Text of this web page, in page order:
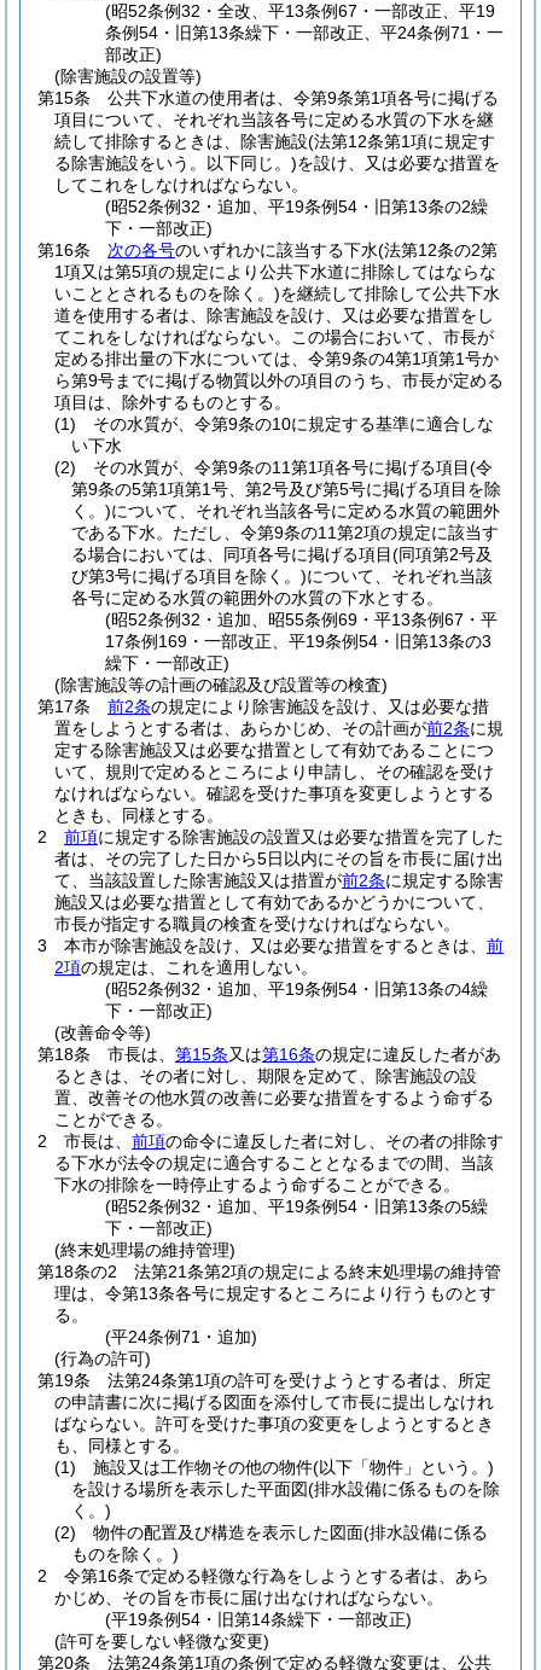
(昭52条例32・全改、平13条例67・一部改正、平19
条例54・旧第13条繰下・一部改正、平24条例71・一
部改正)
(除害施設の設置等)
第15条
公共下水道の使用者は、令第9条第1項各号に掲げる
項目について、それぞれ当該各号に定める水質の下水を継
続して排除するときは、除害施設(法第12条第1項に規定す
る除害施設をいう。以下同じ。)を設け、又は必要な措置を
してこれをしなければならない。
(昭52条例32・追加、平19条例54・旧第13条の2繰
下・一部改正)
第16条
次の各号のいずれかに該当する下水(法第12条の2第
1項又は第5項の規定により公共下水道に排除してはならな
いこととされるものを除く。)を継続して排除して公共下水
道を使用する者は、除害施設を設け、又は必要な措置をし
てこれをしなければならない。
この場合において、市長が
定める排出量の下水については、令第9条の4第1項第1号か
ら第9号までに掲げる物質以外の項目のうち、市長が定める
項目は、除外するものとする。
(1)
その水質が、令第9条の10に規定する基準に適合しな
い下水
(2)
その水質が、令第9条の11第1項各号に掲げる項目(令
第9条の5第1項第1号、第2号及び第5号に掲げる項目を除
く。)について、それぞれ当該各号に定める水質の範囲外
である下水。 ただし、令第9条の11第2項の規定に該当す
る場合においては、同項各号に掲げる項目(同項第2号及
び第3号に掲げる項目を除く。)について、それぞれ当該
各号に定める水質の範囲外の水質の下水とする。
(昭52条例32・追加、昭55条例69・平13条例67・平
17条例169・一部改正、平19条例54・旧第13条の3
繰下・一部改正)
(除害施設等の計画の確認及び設置等の検査)
第17条
前2条の規定により除害施設を設け、又は必要な措
置をしようとする者は、あらかじめ、その計画が前2条に規
定する除害施設又は必要な措置として有効であることにつ
いて、規則で定めるところにより申請し、その確認を受け
なければならない。 確認を受けた事項を変更しようとする
ときも、同様とする。
2
前項に規定する除害施設の設置又は必要な措置を完了した
者は、その完了した日から5日以内にその旨を市長に届け出
て、当該設置した除害施設又は措置が前2条に規定する除害
施設又は必要な措置として有効であるかどうかについて、
市長が指定する職員の検査を受けなければならない。
3
本市が除害施設を設け、又は必要な措置をするときは、 前
2項の規定は、これを適用しない。
(昭52条例32・追加、平19条例54・旧第13条の4繰
下・一部改正)
(改善命令等)
第18条
市長は、 第15条又は第16条の規定に違反した者があ
るときは、その者に対し、期限を定めて、除害施設の設
置、改善その他水質の改善に必要な措置をするよう命ずる
ことができる。
2
市長は、 前項の命令に違反した者に対し、その者の排除す
る下水が法令の規定に適合することとなるまでの間、当該
下水の排除を一時停止するよう命ずることができる。
(昭52条例32・追加、平19条例54・旧第13条の5繰
下・一部改正)
(終末処理場の維持管理)
第18条の2
法第21条第2項の規定による終末処理場の維持管
理は、令第13条各号に規定するところにより行うものとす
る。
(平24条例71・追加)
(行為の許可)
第19条
法第24条第1項の許可を受けようとする者は、所定
の申請書に次に掲げる図面を添付して市長に提出しなけれ
ばならない。 許可を受けた事項の変更をしようとするとき
も、同様とする。
(1)
施設又は工作物その他の物件(以下「物件」という。)
を設ける場所を表示した平面図(排水設備に係るものを除
く。)
(2)
物件の配置及び構造を表示した図面(排水設備に係る
ものを除く。)
2
令第16条で定める軽微な行為をしようとする者は、あら
かじめ、その旨を市長に届け出なければならない。
(平19条例54・旧第14条繰下・一部改正)
(許可を要しない軽微な変更)
第20条
法第24条第1項の条例で定める軽微な変更は、公共